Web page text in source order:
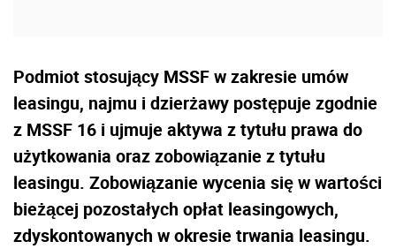
Podmiot stosujący MSSF w zakresie umów
leasingu, najmu i dzierżawy postępuje zgodnie
z MSSF 16 i ujmuje aktywa z tytułu prawa do
użytkowania oraz zobowiązanie z tytułu
leasingu. Zobowiązanie wycenia się w wartości
bieżącej pozostałych opłat leasingowych,
zdyskontowanych w okresie trwania leasingu.